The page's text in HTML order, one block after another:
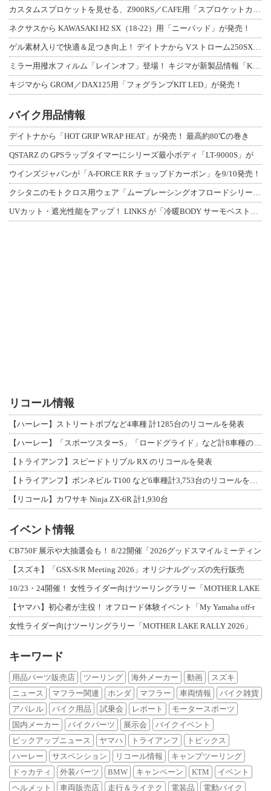
ネクサスから KAWASAKI H2 SX（18-22）用「ニーパッド」が発売！
キジマから GROM／DAX125用「フォグランプKIT LED」が発売！
バイク用品情報
デイトナから「HOT GRIP WRAP HEAT」が発売！ 最高約80℃の巻き
QSTARZ の GPSラップタイマーにシリーズ最小ボディ「LT-9000S」が
ウインズジャパンが「A-FORCE RR チョップドカーボン」を9/10発売！
リコール情報
【ハーレー】ストリートボブなど4車種 計1285台のリコールを発表
【トライアンフ】スピードトリプル RX のリコールを発表
【リコール】カワサキ Ninja ZX-6R 計1,930台
イベント情報
CB750F 展示や大抽選会も！ 8/22開催「2026グッドスマイルミーティン
【スズキ】「GSX-S/R Meeting 2026」オリジナルグッズの先行販売
10/23・24開催！ 女性ライダー向けツーリングラリー「MOTHER LAKE
【ヤマハ】初心者が主役！ オフロード体験イベント「My Yamaha off-r
女性ライダー向けツーリングラリー「MOTHER LAKE RALLY 2026」
キーワード
用品パーツ販売店 ツーリング 海外メーカー 動画
スズキ
ニュース
マフラー関連 ホンダ マフラー 車両情報
バイク雑貨
アパレル
バイク用品 試乗会 レポート
モータースポーツ
国内メーカー
バイクパーツ 展示会
バイクイベント
ピックアップニュース
ヤマハ トライアンフ
トピックス
ハーレー
サスペンション リコール情報
キャンプツーリング
ドゥカティ
外装パーツ BMW キャンペーン KTM
イベント
ヘルメット
車両販売店 走行＆ライテク 電装品 電動バイク